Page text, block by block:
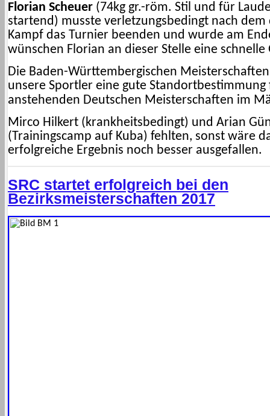
Florian Scheuer (74kg gr.-röm. Stil und für
startend) musste verletzungsbedingt nach
Kampf das Turnier beenden und wurde am
wünschen Florian an dieser Stelle eine schnelle
Die Baden-Württembergischen
unsere Sportler eine gute Standortbestimmung
anstehenden Deutschen Meisterschaften im
Mirco Hilkert (krankheitsbedingt) und Arian
(Trainingscamp auf Kuba) fehlten, sonst wäre
erfolgreiche Ergebnis noch besser ausgefallen.
SRC startet erfolgreich bei den
Bezirksmeisterschaften 2017